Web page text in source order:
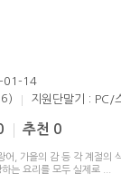
01-14
지원단말기 : PC/
추천 0
어, 가을의 감 등 각 계절의
는 요리를 모두 실제로